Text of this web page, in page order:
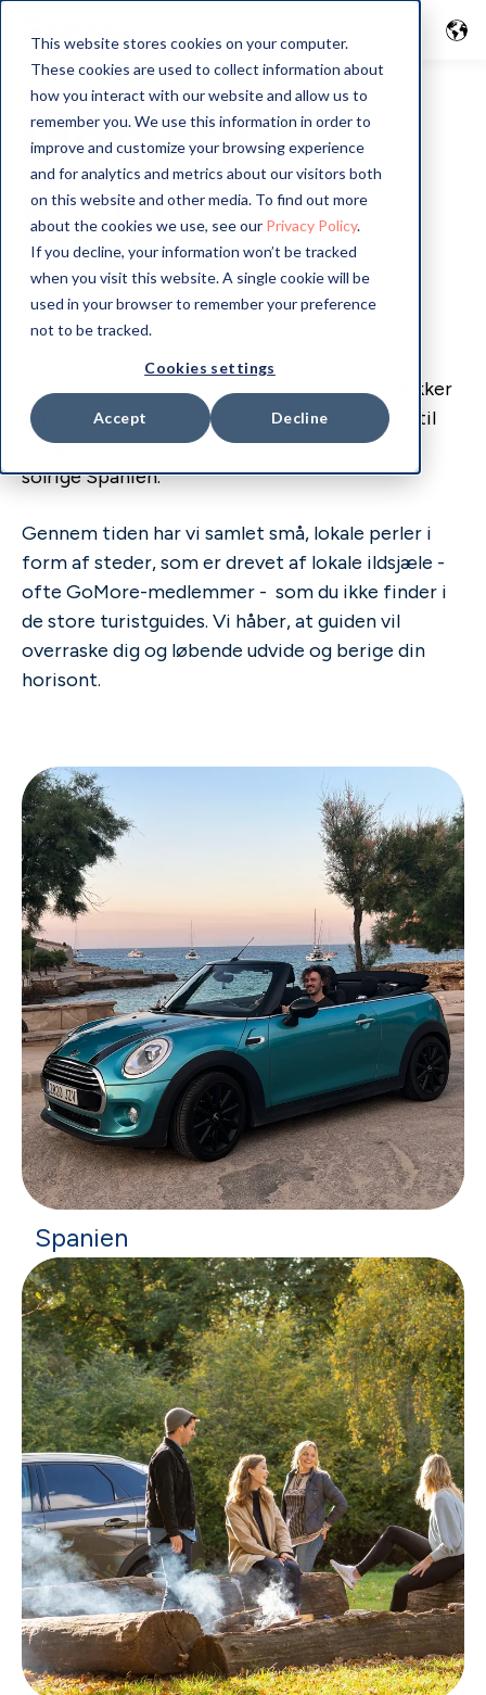
This website stores cookies on your computer.
These cookies are used to collect information about
how you interact with our website and allow us to
remember you. We use this information in order to
improve and customize your browsing experience
and for analytics and metrics about our visitors both
on this website and other media. To find out more
about the cookies we use, see our Privacy Policy.
If you decline, your information won’t be tracked
when you visit this website. A single cookie will be
used in your browser to remember your preference
not to be tracked.
Cookies settings
Accept Decline
GoMore
Guide
GoMore Guiden er din, min og vores guide til
kørevenlige oplevelser i Europa. Guiden strækker
sig fra toppen af Europa i Finland og Sverige til
Estland, Danmark, Østrig, Schweiz og sydens
solrige Spanien.
Gennem tiden har vi samlet små, lokale perler i
form af steder, som er drevet af lokale ildsjæle -
ofte GoMore-medlemmer - som du ikke finder i
de store turistguides. Vi håber, at guiden vil
overraske dig og løbende udvide og berige din
horisont.
Spanien